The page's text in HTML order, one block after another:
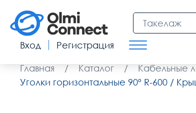
Вход Регистрация
Главная / Каталог / Кабельные
Уголки горизонтальные 90º R-600 /